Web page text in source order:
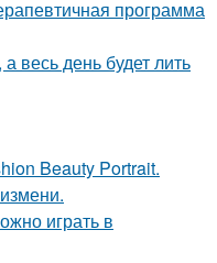
программа
весь день будет лить
Beauty Portrait.
играть в